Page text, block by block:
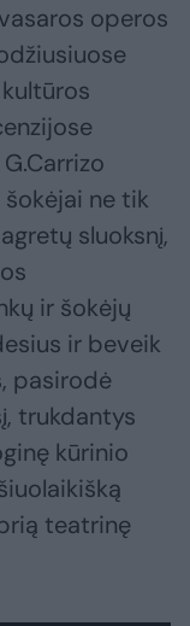
operos
šokėjai ne tik
sluoksnį,
ir šokėjų
ir beveik
pasirodė
trukdantys
kūrinio
teatrinę